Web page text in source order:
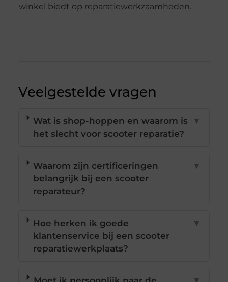
winkel biedt op reparatiewerkzaamheden.
Veelgestelde vragen
Wat is shop-hoppen en waarom is
het slecht voor scooter reparatie?
▼
Waarom zijn certificeringen
belangrijk bij een scooter
reparateur?
▼
Hoe herken ik goede
klantenservice bij een scooter
reparatiewerkplaats?
▼